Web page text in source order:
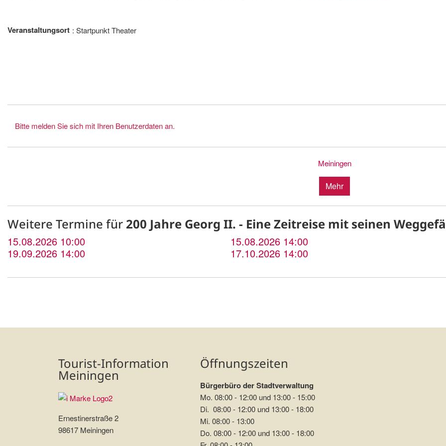
Veranstaltungsort Startpunkt Theater
Bitte melden Sie sich mit Ihren Benutzerdaten an.
Meiningen
Mehr
Weitere Termine für 200 Jahre Georg II. - Eine Zeitreise mit seinen
15.08.2026 10:00 15.08.2026 14:00
19.09.2026 14:00
17.10.2026 14:00
Tourist-Information
Meiningen
Ernestinerstraße 2
98617 Meiningen
Öffnungszeiten
Bürgerbüro der Stadtverwaltung
Mo. 08:00 - 12:00 und 13:00 - 15:00
Di. 08:00 - 12:00 und 13:00 - 18:00
Mi. 08:00 - 13:00
Do. 08:00 - 12:00 und 13:00 - 18:00